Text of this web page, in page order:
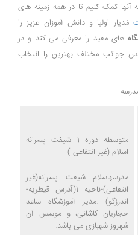
آنها کمک کنیم تا در همه زمینه های
مَدیار اولیا و دانش آموزان عزیز را
های مفید را معرفی می کند و در
جوانب مختلف بهترین را انتخاب
متوسطه دوره 1 شیفت پسرانه
اسلام (غیر انتفاعی )
مدرسهاسلام شیفت پسرانه(غیر
انتفاعی)-ناحیه 1(آدرس قیطریه-
اندرزگو) .مدیر آموزشگاه ساعد
حجاریان کاشانی، و موسس آن
شهروز شهبازی می باشد.